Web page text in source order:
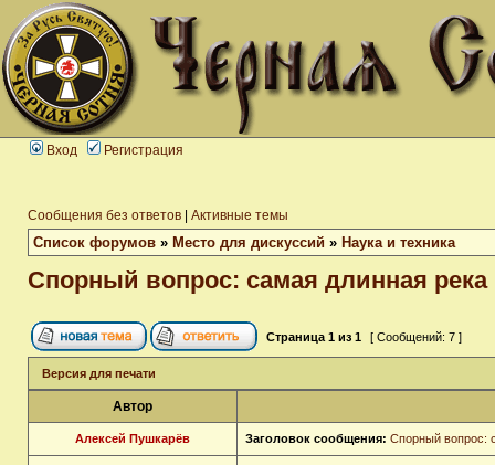
Вход Регистрация
Сообщения без ответов Активные темы
Список форумов » Место для дискуссий » Наука и техника
Спорный вопрос: самая длинная река
Страница 1 из 1 [ Сообщений: 7 ]
Версия для печати
Автор
Алексей Пушкарёв Заголовок сообщения: Спорный вопрос: